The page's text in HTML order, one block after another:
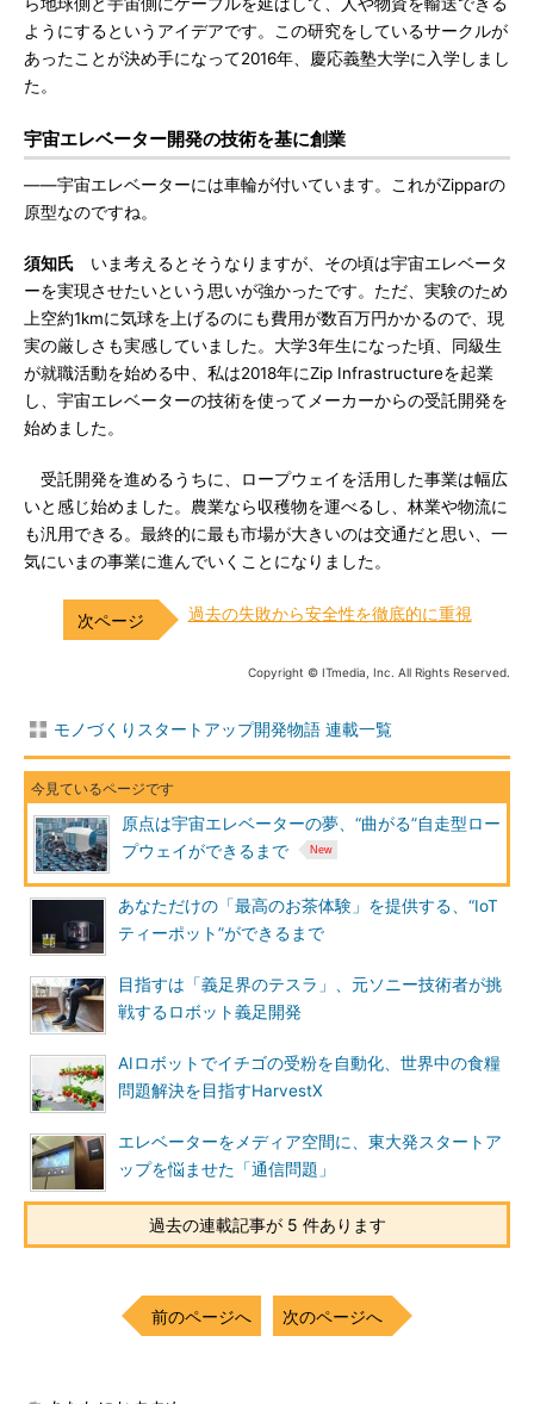
ようにするというアイデアです。この研究をしているサークルが
あったことが決め手になって2016年、慶応義塾大学に入学しまし
た。
宇宙エレベーター開発の技術を基に創業
――宇宙エレベーターには車輪が付いています。これがZipparの
原型なのですね。
須知氏 いま考えるとそうなりますが、その頃は宇宙エレベータ
ーを実現させたいという思いが強かったです。ただ、実験のため
上空約1kmに気球を上げるのにも費用が数百万円かかるので、現
実の厳しさも実感していました。大学3年生になった頃、同級生
が就職活動を始める中、私は2018年にZip Infrastructureを起業
し、宇宙エレベーターの技術を使ってメーカーからの受託開発を
始めました。
受託開発を進めるうちに、ロープウェイを活用した事業は幅広
いと感じ始めました。農業なら収穫物を運べるし、林業や物流に
も汎用できる。最終的に最も市場が大きいのは交通だと思い、一
気にいまの事業に進んでいくことになりました。
過去の失敗から安全性を徹底的に重視
Copyright © ITmedia, Inc. All Rights Reserved.
モノづくりスタートアップ開発物語 連載一覧
原点は宇宙エレベーターの夢、“曲がる”自走型ロー
プウェイができるまで
あなただけの「最高のお茶体験」を提供する、“IoT
ティーポット”ができるまで
目指すは「義足界のテスラ」、元ソニー技術者が挑
戦するロボット義足開発
AIロボットでイチゴの受粉を自動化、世界中の食糧
問題解決を目指すHarvestX
エレベーターをメディア空間に、東大発スタートア
ップを悩ませた「通信問題」
過去の連載記事が 5 件あります
前のページへ 次のページへ